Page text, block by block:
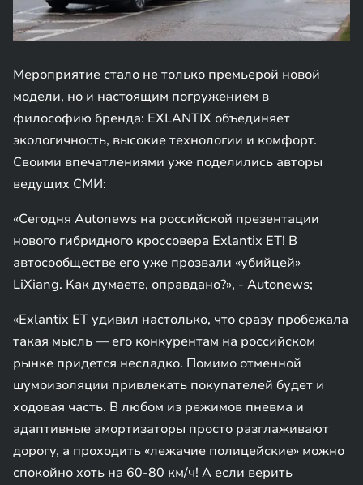
Мероприятие стало не только премьерой новой
модели, но и настоящим погружением в
философию бренда: EXLANTIX объединяет
экологичность, высокие технологии и комфорт.
Своими впечатлениями уже поделились авторы
ведущих СМИ:
«Сегодня Autonews на российской презентации
нового гибридного кроссовера Exlantix ET! В
автосообществе его уже прозвали «убийцей»
LiXiang. Как думаете, оправдано?», - Autonews;
«Exlantix ET удивил настолько, что сразу пробежала
такая мысль — его конкурентам на российском
рынке придется несладко. Помимо отменной
шумоизоляции привлекать покупателей будет и
ходовая часть. В любом из режимов пневма и
адаптивные амортизаторы просто разглаживают
дорогу, а проходить «лежачие полицейские» можно
спокойно хоть на 60-80 км/ч! А если верить